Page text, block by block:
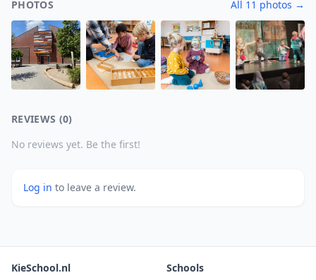
PHOTOS All 11 photos →
REVIEWS (0)
No reviews yet. Be the first!
Log in to leave a review.
KieSchool.nl
Schools